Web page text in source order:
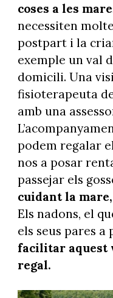
coses a les
necessiten
postpart i la
exemple un val
domicili. Una
fisioterapeuta
amb una
podem regalar
nos a posar
passejar els
cuidant la
Els nadons, el
els seus pares a
facilitar aquest
regal.